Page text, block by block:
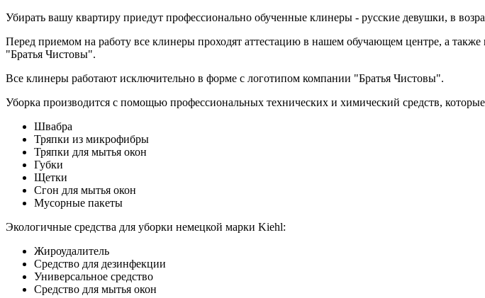
Убирать вашу квартиру приедут профессионально обученные клинеры - русские девушки, в
Перед приемом на работу все клинеры проходят аттестацию в нашем обучающем центре, а
"Братья Чистовы".
Все клинеры работают исключительно в форме с логотипом компании "Братья Чистовы".
Уборка производится с помощью профессиональных технических и химический средств,
Швабра
Тряпки из микрофибры
Тряпки для мытья окон
Губки
Щетки
Сгон для мытья окон
Мусорные пакеты
Экологичные средства для уборки немецкой марки Kiehl:
Жироудалитель
Средство для дезинфекции
Универсальное средство
Средство для мытья окон